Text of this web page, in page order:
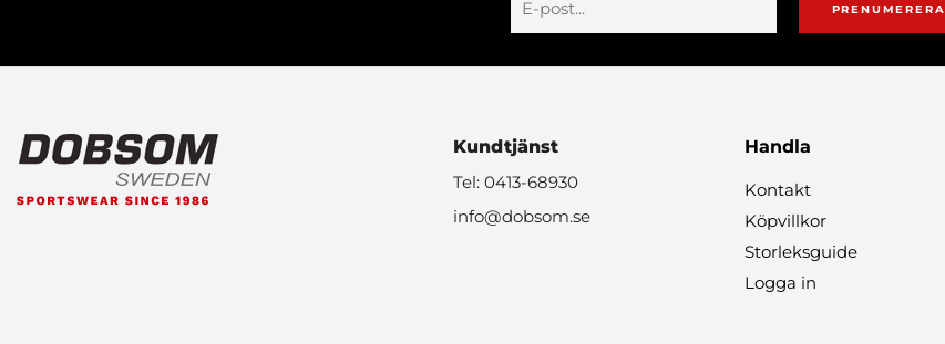
PRENUMERERA
Kundtjänst
Tel: 0413-68930
info@dobsom.se
Handla
Kontakt
Köpvillkor
Storleksguide
Logga in